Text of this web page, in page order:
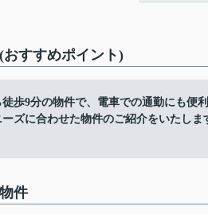
すすめポイント)
歩9分の物件で、電車での通勤にも便
ズに合わせた物件のご紹介をいたし
件